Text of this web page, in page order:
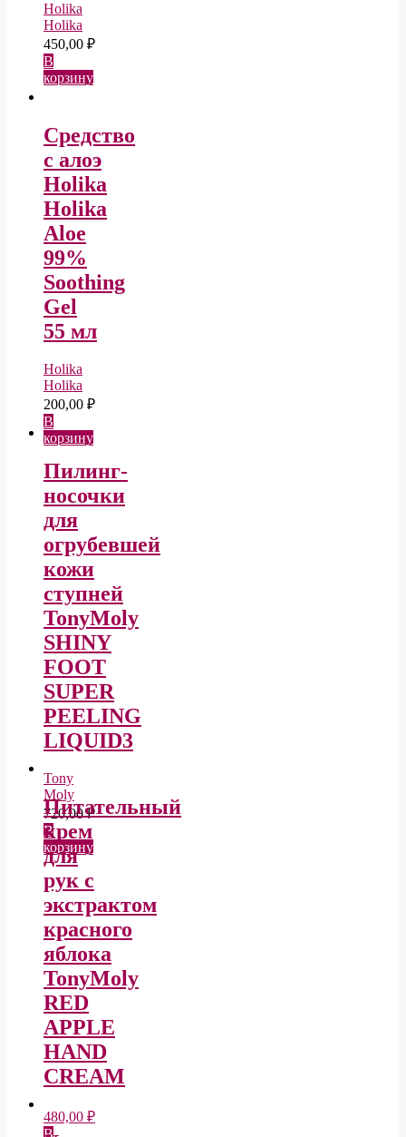
Holika
Holika
450,00 ₽
В
корзину
Средство
с алоэ
Holika
Holika
Aloe
99%
Soothing
Gel
55 мл
Holika
Holika
200,00 ₽
В
корзину
Пилинг-
носочки
для
огрубевшей
кожи
ступней
TonyMoly
SHINY
FOOT
SUPER
PEELING
LIQUID3
Tony
Moly
720,00₽
В
корзину
Питательный
крем
для
рук с
экстрактом
красного
яблока
TonyMoly
RED
APPLE
HAND
CREAM
480,00 ₽